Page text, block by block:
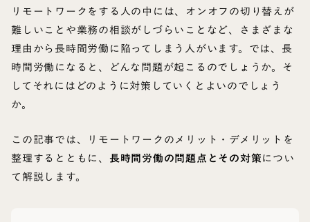
リモートワークをする人の中には、オンオフの切り替えが
難しいことや業務の相談がしづらいことなど、さまざまな
理由から長時間労働に陥ってしまう人がいます。では、長
時間労働になると、どんな問題が起こるのでしょうか。そ
してそれにはどのように対策していくとよいのでしょう
か。
この記事では、リモートワークのメリット・デメリットを
整理するとともに、 長時間労働の問題点とその対策につい
て解説します。